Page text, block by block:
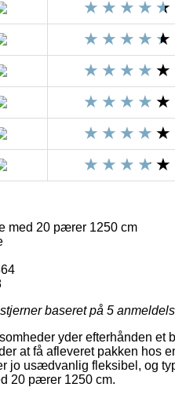
med 20 pærer 1250 cm
baseret på 5
yder efterhånden et
at få afleveret pakken hos
jo usædvanlig fleksibel, og
20 pærer 1250 cm.